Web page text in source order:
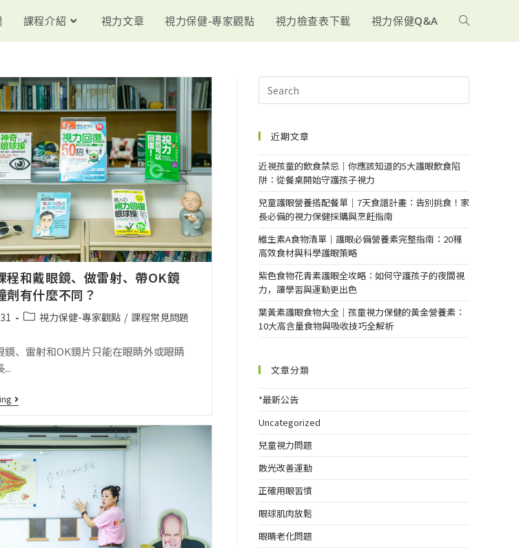
課程介紹 視力文章 視力保健-專家觀點 視力檢查表下載 視力保健Q&A
程和戴眼鏡、做雷射、帶OK鏡
劑有什麼不同？
視力保健-專家觀點 / 課程常見問題
鏡、雷射和OK鏡片只能在眼睛外或眼睛
近期文章
近視孩童的飲食禁忌｜你應該知道的5大護眼飲食陷
阱：從餐桌開始守護孩子視力
兒童護眼營養搭配餐單｜7天食譜計畫：告別挑食！家
長必備的視力保健採購與烹飪指南
維生素A食物清單｜護眼必備營養素完整指南：20種
高效食材與科學護眼策略
紫色食物花青素護眼全攻略：如何守護孩子的夜間視
力，讓學習與運動更出色
葉黃素護眼食物大全｜孩童視力保健的黃金營養素：
10大高含量食物與吸收技巧全解析
文章分類
*最新公告
Uncategorized
兒童視力問題
散光改善運動
正確用眼習慣
眼球肌肉放鬆
眼睛老化問題